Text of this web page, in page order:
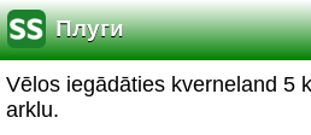
Плуги
Vēlos iegādāties kverneland 5
arklu.